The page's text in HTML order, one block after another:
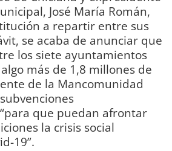
José María Román,
a repartir entre sus
se acaba de anunciar que
los siete ayuntamientos
más de 1,8 millones de
de la Mancomunidad
que puedan afrontar
la crisis social
19”.